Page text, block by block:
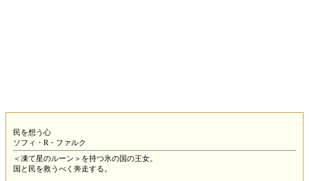
民を想う心
ソフィ・R・ファルク
＜凍て星のルーン＞を持つ氷の国の王女。
国と民を救うべく奔走する。